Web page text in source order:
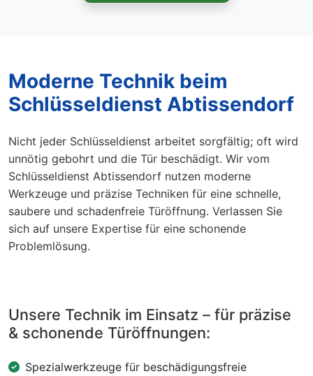
Moderne Technik beim
Schlüsseldienst Abtissendorf
Nicht jeder Schlüsseldienst arbeitet sorgfältig; oft wird
unnötig gebohrt und die Tür beschädigt. Wir vom
Schlüsseldienst Abtissendorf nutzen moderne
Werkzeuge und präzise Techniken für eine schnelle,
saubere und schadenfreie Türöffnung. Verlassen Sie
sich auf unsere Expertise für eine schonende
Problemlösung.
Unsere Technik im Einsatz – für präzise
& schonende Türöffnungen:
Spezialwerkzeuge für beschädigungsfreie